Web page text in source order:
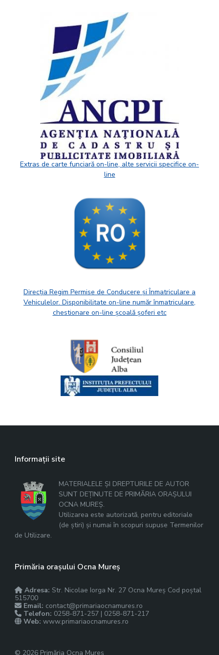
Extras de carte funciară on-line, alte servicii specifice on-
line
Direcția Regim Permise de Conducere și Înmatriculare a
Vehiculelor. Disponibilitate on-line număr înmatriculare,
chestionare on-line școală șoferi etc
Informații site
MATERIALELE ȘI DREPTURILE DE AUTOR
SUNT DEȚINUTE DE PRIMĂRIA ORAȘULUI
OCNA MUREȘ.
Utilizarea este autorizată, pentru editoriale
(de știri) și numai în scopuri supuse Termenilor
de Utilizare.
Primăria orașului Ocna Mureș
Adresa: Str. Nicolae Iorga Nr. 27 Ocna Mureș Cod poștal
515700
Email: contact@primariaocnamures.ro
Telefon: 0258-871-257 | 0258-871-217
Web: www.primariaocnamures.ro
© 2026 Primăria Ocna Mureș